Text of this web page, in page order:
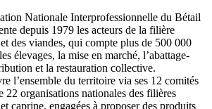
Nationale Interprofessionnelle du Bétail
depuis 1979 les acteurs de la filière
des viandes, qui compte plus de 500 000
élevages, la mise en marché, l’abattage-
et la restauration collective.
l’ensemble du territoire via ses 12 comités
22 organisations nationales des filières
caprine, engagées à proposer des produits